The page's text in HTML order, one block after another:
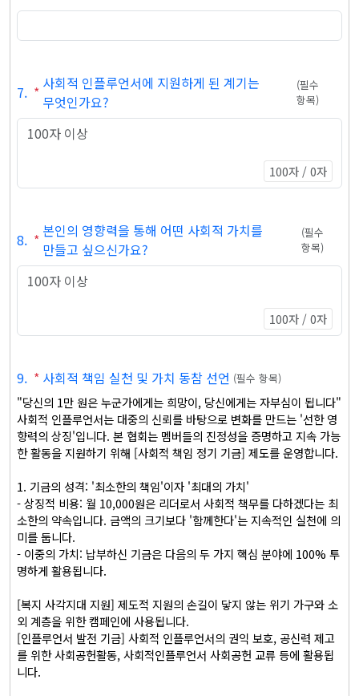
7. * 사회적 인플루언서에 지원하게 된 계기는
무엇인가요?
(필수
항목)
100자 / 0자
8. * 본인의 영향력을 통해 어떤 사회적 가치를
만들고 싶으신가요?
(필수
항목)
100자 / 0자
9. * 사회적 책임 실천 및 가치 동참 선언 (필수 항목)
"당신의 1만 원은 누군가에게는 희망이, 당신에게는 자부심이 됩니다"
사회적 인플루언서는 대중의 신뢰를 바탕으로 변화를 만드는 '선한 영
향력의 상징'입니다. 본 협회는 멤버들의 진정성을 증명하고 지속 가능
한 활동을 지원하기 위해 [사회적 책임 정기 기금] 제도를 운영합니다.
1. 기금의 성격: '최소한의 책임'이자 '최대의 가치'
- 상징적 비용: 월 10,000원은 리더로서 사회적 책무를 다하겠다는 최
소한의 약속입니다. 금액의 크기보다 '함께한다'는 지속적인 실천에 의
미를 둡니다.
- 이중의 가치: 납부하신 기금은 다음의 두 가지 핵심 분야에 100% 투
명하게 활용됩니다.
[복지 사각지대 지원] 제도적 지원의 손길이 닿지 않는 위기 가구와 소
외 계층을 위한 캠페인에 사용됩니다.
[인플루언서 발전 기금] 사회적 인플루언서의 권익 보호, 공신력 제고
를 위한 사회공헌활동, 사회적인플루언서 사회공헌 교류 등에 활용됩
니다.